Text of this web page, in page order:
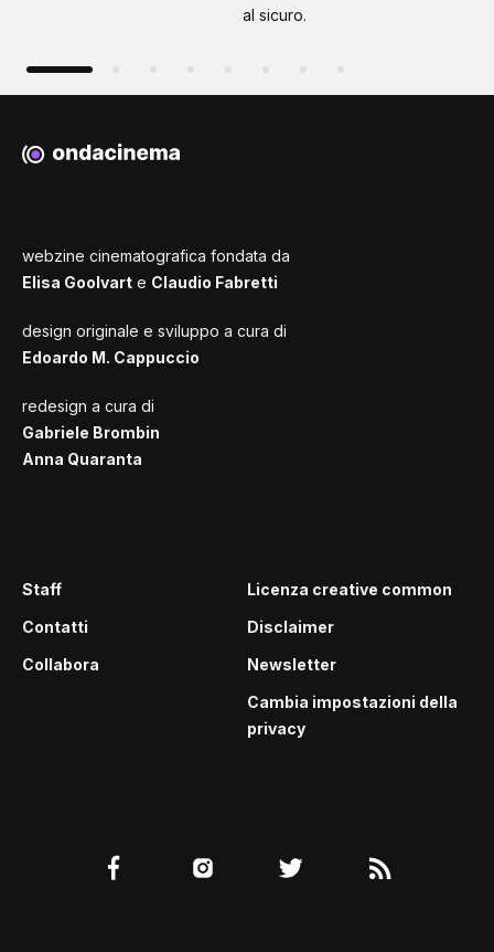
al sicuro.
webzine cinematografica fondata da
Elisa Goolvart e Claudio Fabretti
design originale e sviluppo a cura di
Edoardo M. Cappuccio
redesign a cura di
Gabriele Brombin
Anna Quaranta
Staff
Contatti
Collabora
Licenza creative common
Disclaimer
Newsletter
Cambia impostazioni della
privacy